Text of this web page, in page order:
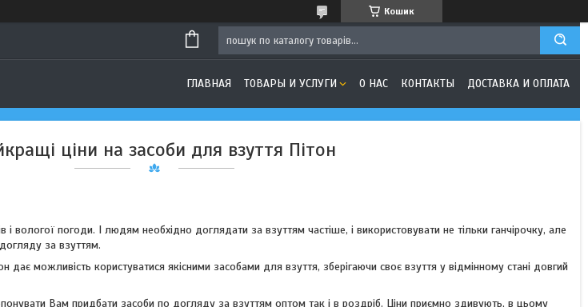
Кошик
ГЛАВНАЯ ТОВАРЫ И УСЛУГИ О НАС КОНТАКТЫ ДОСТАВКА И ОПЛАТА
ціни на засоби для взуття Пітон
і вологої погоди. І людям необхідно доглядати за взуттям частіше, і використовувати не тільки ганчірочку, але
за взуттям.
дає можливість користуватися якісними засобами для взуття, зберігаючи своє взуття у відмінному стані довгий
Вам придбати засоби по догляду за взуттям оптом так і в роздріб. Ціни приємно здивують, в цьому